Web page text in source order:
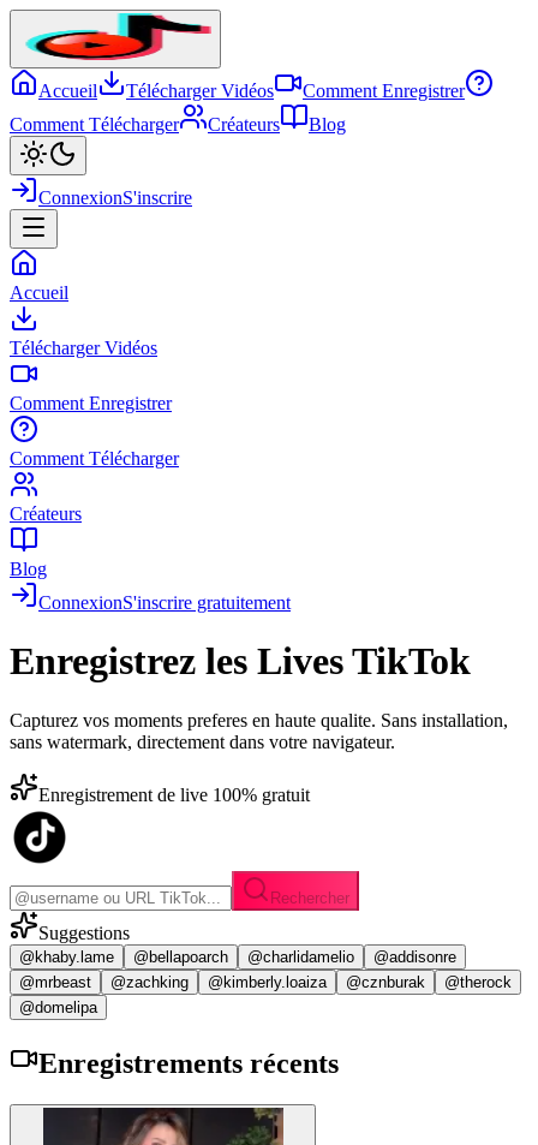
Accueil Télécharger Vidéos
Comment Enregistrer
Comment Télécharger
Créateurs Blog
ConnexionS'inscrire
Accueil
Télécharger Vidéos
Comment Enregistrer
Comment Télécharger
Créateurs
Blog
ConnexionS'inscrire gratuitement
Enregistrez les Lives TikTok
Capturez vos moments preferes en haute qualite. Sans installation,
sans watermark, directement dans votre navigateur.
Enregistrement de live 100% gratuit
Rechercher
Suggestions
@khaby.lame @bellapoarch @charlidamelio
@addisonre
@mrbeast
@zachking @kimberly.loaiza @cznburak
@therock
@domelipa
Enregistrements récents